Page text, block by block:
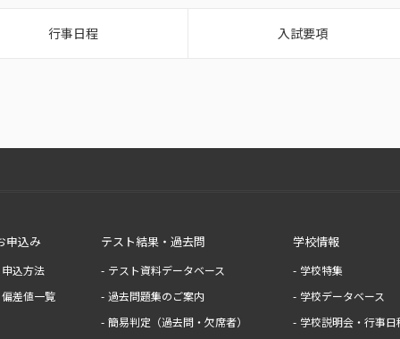
行事日程 入試要項
申込み
申込方法
偏差値一覧
テスト結果・過去問
テスト資料データベース
過去問題集のご案内
簡易判定（過去問・欠席者）
学校情報
学校特集
学校データベース
学校説明会・行事日